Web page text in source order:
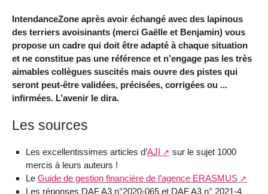
IntendanceZone après avoir échangé avec des lapinous
des terriers avoisinants (merci Gaëlle et Benjamin) vous
propose un cadre qui doit être adapté à chaque situation
et ne constitue pas une référence et n’engage pas les très
aimables collègues suscités mais ouvre des pistes qui
seront peut-être validées, précisées, corrigées ou ...
infirmées. L’avenir le dira.
Les sources
Les excellentissimes articles d’AJI
sur le sujet 1000
mercis à leurs auteurs !
Le Guide de gestion financière de l’agence ERASMUS
Les réponses DAF A3 n°2020-065 et DAF A3 n° 2021-4